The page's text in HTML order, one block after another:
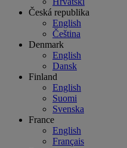
Česká republika
English
Čeština
Denmark
English
Dansk
Finland
English
Suomi
Svenska
France
English
Français